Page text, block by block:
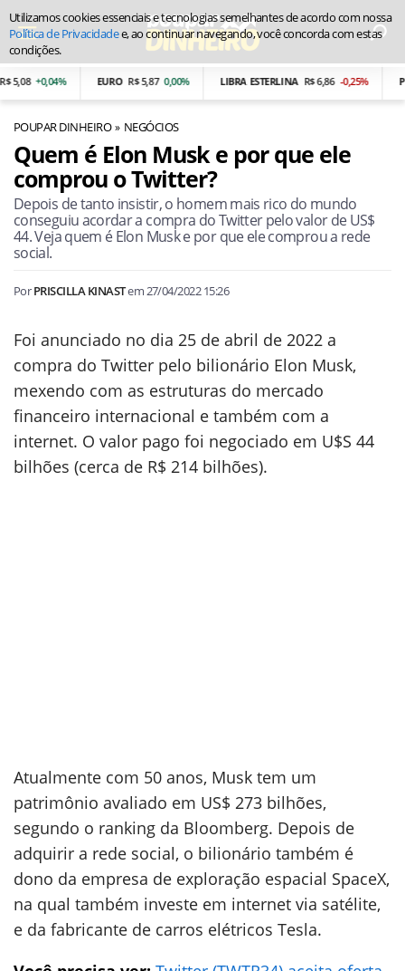
+0,04% EURO R$ 5,87 0,00% LIBRA ESTERLINA R$ 6,86 -0,25%
POUPAR DINHEIRO NEGÓCIOS
Quem é Elon Musk e por que ele
comprou o Twitter?
Depois de tanto insistir, o homem mais rico do mundo
conseguiu acordar a compra do Twitter pelo valor de US$
44. Veja quem é Elon Musk e por que ele comprou a rede
social.
PorPRISCILLA KINASTem27/04/2022 15:26
Foi anunciado no dia 25 de abril de 2022 a
compra do Twitter pelo bilionário Elon Musk,
mexendo com as estruturas do mercado
financeiro internacional e também com a
internet. O valor pago foi negociado em U$S 44
bilhões (cerca de R$ 214 bilhões).
Atualmente com 50 anos, Musk tem um
patrimônio avaliado em US$ 273 bilhões,
segundo o ranking da Bloomberg. Depois de
adquirir a rede social, o bilionário também é
dono da empresa de exploração espacial SpaceX,
na qual também investe em internet via satélite,
e da fabricante de carros elétricos Tesla.
Utilizamos cookies essenciais e tecnologias semelhantes de acordo com nossa
Política de Privacidadee, ao continuar navegando, você concorda com estas
condições.